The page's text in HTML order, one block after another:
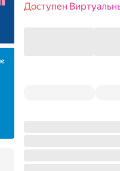
Доступен